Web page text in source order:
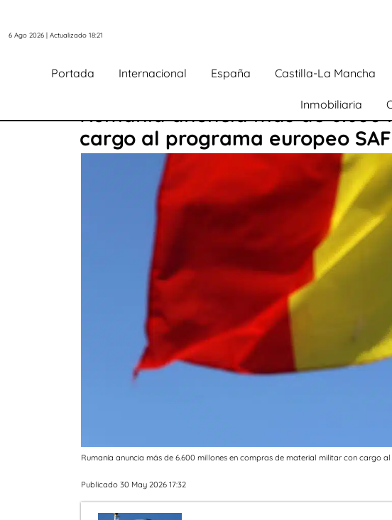
6 Ago 2026 | Actualizado 18:21
Portada Internacional España Castilla-La Mancha
Inmobiliaria
Rumanía anuncia más de
cargo al programa europeo
Rumanía anuncia más de 6.600 millones en compras de material militar con cargo
Publicado 30 May 2026 17:32